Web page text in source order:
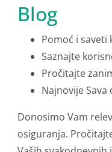
Blog
Pomoć i
Saznajte
Pročitajte
Najnovije
Donosimo Vam
osiguranja.